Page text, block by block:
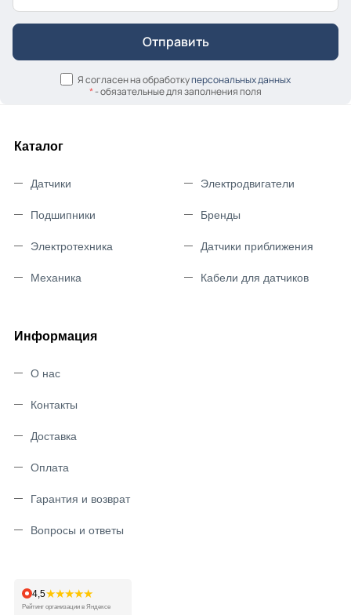
Я согласен на обработкуперсональных данных
*- обязательные для заполнения поля
Каталог
Датчики
Подшипники
Электротехника
Механика
Электродвигатели
Бренды
Датчики приближения
Кабели для датчиков
Информация
О нас
Контакты
Доставка
Оплата
Гарантия и возврат
Вопросы и ответы
4,5★★★★★
Рейтинг организации в Яндексе